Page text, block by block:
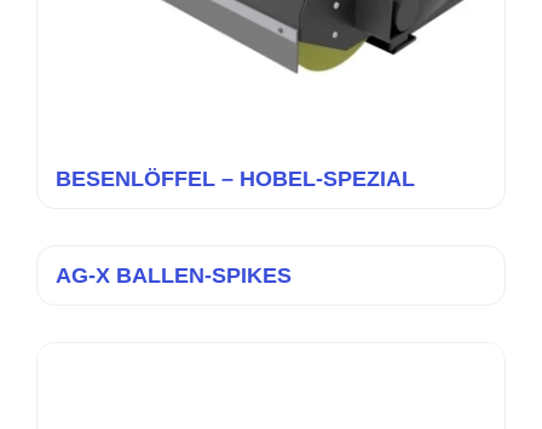
BESENLÖFFEL – HOBEL-SPEZIAL
AG-X BALLEN-SPIKES